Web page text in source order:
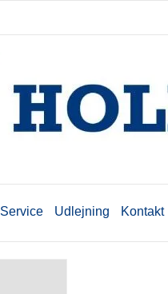
Service Udlejning Kontakt